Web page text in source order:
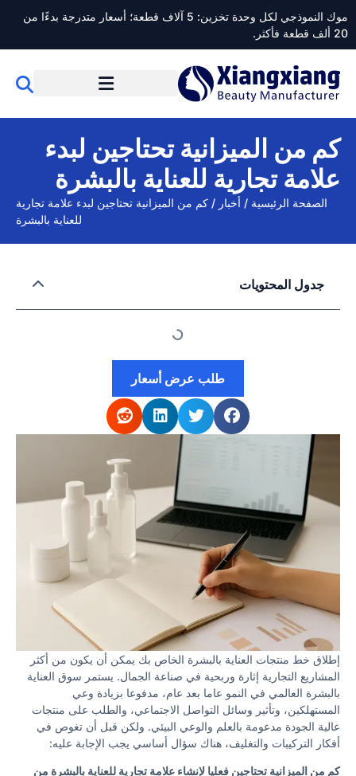
موك النموذجي لكل وحدة تخزين: 5 آلاف قطعة؛ أسعار متدرجة بدءًا من
20 ألف قطعة فأكثر.
كم من الميزانية تحتاجين لبدء
علامة تجارية للعناية بالبشرة
الصفحة الرئيسية / أخبار / كم من الميزانية تحتاجين لبدء علامة تجارية
للعناية بالبشرة
إطلاق خط منتجات العناية بالبشرة الخاص بك يمكن أن يكون من أكثر
المشاريع التجارية إثارة وربحية في صناعة الجمال. يستمر سوق العناية
بالبشرة العالمي في النمو عاما بعد عام، مدفوعا بزيادة وعي
المستهلكين، وتأثير وسائل التواصل الاجتماعي، والطلب على منتجات
عالية الجودة مدعومة بالعلم والوعي البيئي. ولكن قبل أن تغوص في
أفكار التركيبات والتغليف، هناك سؤال أساسي يجب الإجابة عليه:
كم من الميزانية تحتاجين فعليا لإنشاء علامة تجارية للعناية بالبشرة من
جدول المحتويات
طلب عرض أسعار